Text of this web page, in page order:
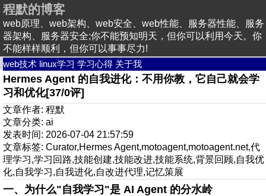
程默的博客
web原理、web架构、web安全、web性能、服务器性能、服务
器架构、服务器安全;你不能预知明天，但你可以利用今天。你
不能样样顺利，但你可以事事尽力!
web技术 linux学习 学习心得 关于我
Hermes Agent 的自我进化：不用你教，它自己就会学
习和优化[37/0评]
文章作者: 程默
文章分类: ai
发表时间: 2026-07-04 21:57:59
文章标签: Curator,Hermes Agent,motoagent,motoagent.net,代
理学习,学习回路,技能创建,技能改进,技能系统,背景回顾,自我优
化,自我学习,自我进化,自改进代理,记忆策展
一、为什么"自我学习"是 AI Agent 的分水岭